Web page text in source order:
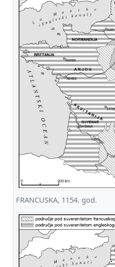
FRANCUSKA, 1154. god.